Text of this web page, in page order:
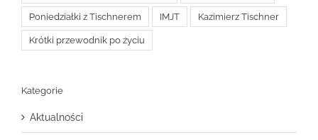
Poniedziałki z Tischnerem IMJT Kazimierz Tischner
Krótki przewodnik po życiu
Kategorie
Aktualności